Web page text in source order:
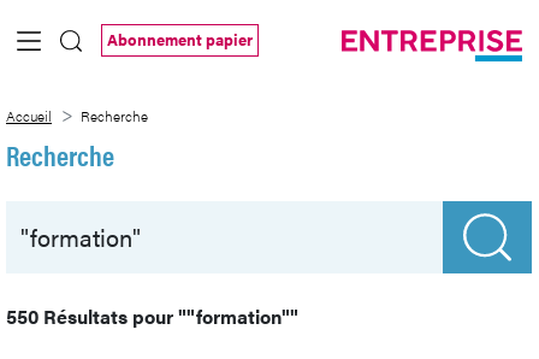
Saut au contenu principal
Abonnement papier
Accueil Recherche
Recherche
550 Résultats pour""formation""